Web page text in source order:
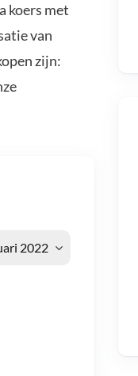
koers met
van
zijn: